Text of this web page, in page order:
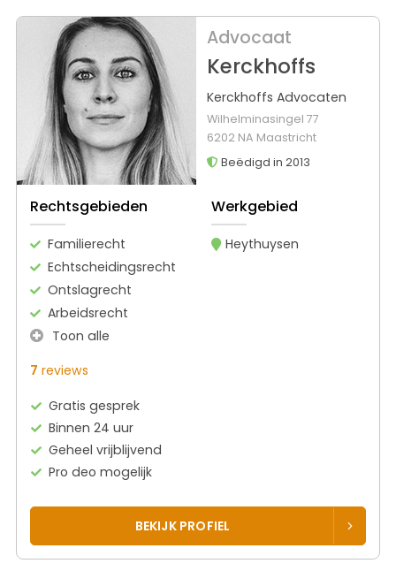
Advocaat
Kerckhoffs
Kerckhoffs Advocaten
Wilhelminasingel 77
6202 NA Maastricht
Beëdigd in 2013
Rechtsgebieden
Familierecht
Echtscheidingsrecht
Ontslagrecht
Arbeidsrecht
Toon alle
Werkgebied
Heythuysen
7 reviews
Gratis gesprek
Binnen 24 uur
Geheel vrijblijvend
Pro deo mogelijk
BEKIJK PROFIEL